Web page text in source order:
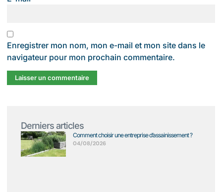
Enregistrer mon nom, mon e-mail et mon site dans le
navigateur pour mon prochain commentaire.
Derniers articles
Comment choisir une entreprise d’assainissement ?
04/08/2026